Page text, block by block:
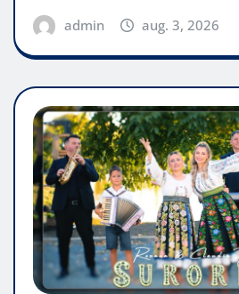
admin aug. 3, 2026